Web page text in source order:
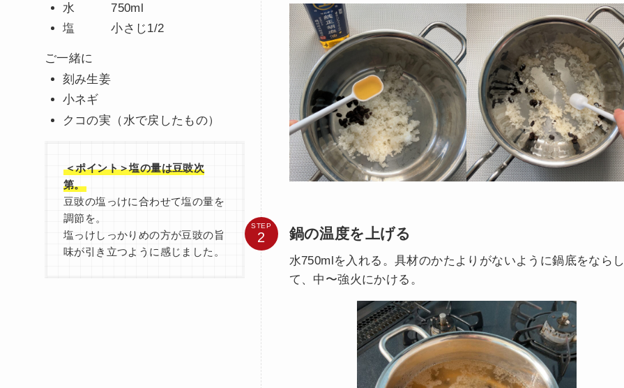
水 750ml
塩 小さじ1/2
ご一緒に
刻み生姜
小ネギ
クコの実（水で戻したもの）
＜ポイント＞塩の量は豆豉次
第。
豆豉の塩っけに合わせて塩の量を
調節を。
塩っけしっかりめの方が豆豉の旨
味が引き立つように感じました。
STEP 鍋の温度を上げる
水750mlを入れる。具材のかたよりがないように鍋底をならし
て、中〜強火にかける。